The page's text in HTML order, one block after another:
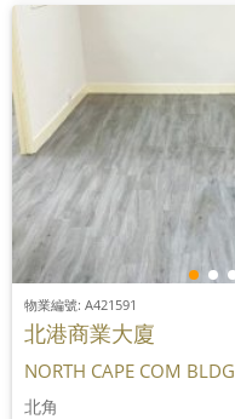
物業編號: A421591
北港商業大廈
NORTH CAPE COM BLDG
北角